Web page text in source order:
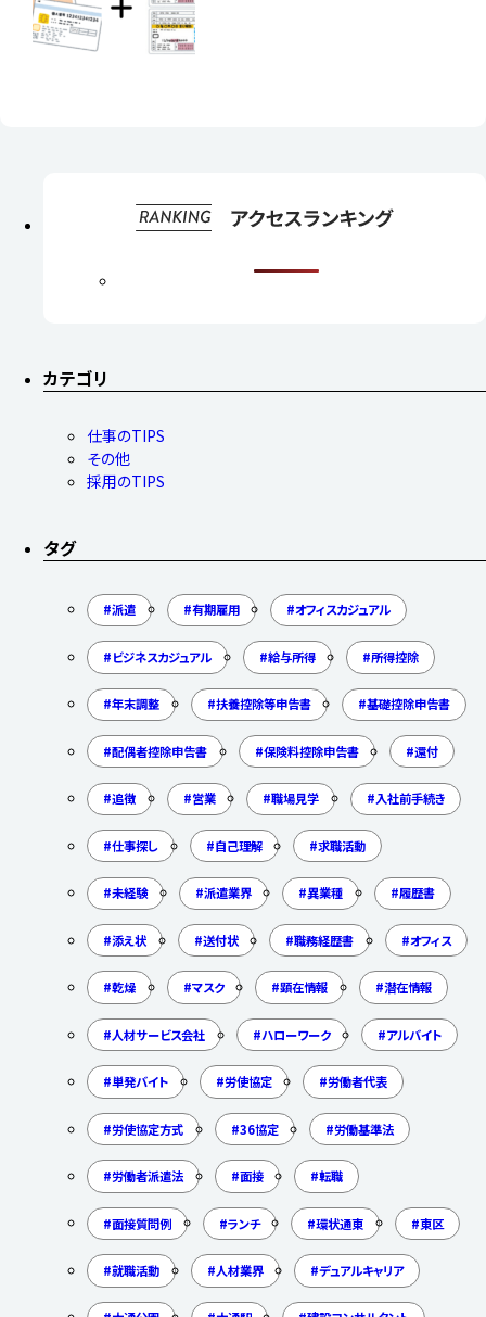
カテゴリ
仕事のTIPS
その他
採用のTIPS
タグ
派遣 有期雇用 オフィスカジュアル
ビジネスカジュアル 給与所得 所得控除
年末調整 扶養控除等申告書 基礎控除申告書
配偶者控除申告書 保険料控除申告書 還付
追徴 営業 職場見学 入社前手続き
仕事探し 自己理解 求職活動
未経験 派遣業界 異業種 履歴書
添え状 送付状 職務経歴書 オフィス
乾燥 マスク 顕在情報 潜在情報
人材サービス会社 ハローワーク アルバイト
単発バイト 労使協定 労働者代表
労使協定方式 36協定 労働基準法
労働者派遣法 面接 転職
面接質問例 ランチ 環状通東 東区
就職活動 人材業界 デュアルキャリア